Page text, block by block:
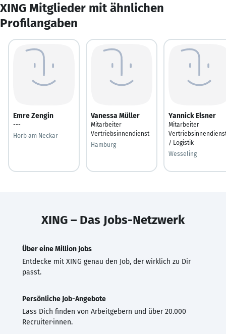
XING Mitglieder mit ähnlichen
Profilangaben
Emre Zengin
---
Horb am Neckar
Vanessa Müller
Mitarbeiter
Vertriebsinnendienst
Hamburg
Yannick Elsner
Mitarbeiter
/ Logistik
Wesseling
XING – Das Jobs-Netzwerk
Über eine Million Jobs
Entdecke mit XING genau den Job, der wirklich zu Dir
passt.
Persönliche Job-Angebote
Lass Dich finden von Arbeitgebern und über 20.000
Recruiter·innen.